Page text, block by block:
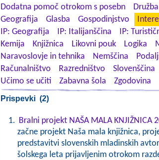
Dodatna pomoč otrokom s posebn
Družba
Geografija
Glasba Gospodinjstvo
IP: Geografija
IP: Italijanščina IP:
Kemija
Knjižnica Likovni pouk Logika
Naravoslovje in tehnika
Nemščina
Računalništvo
Razredništvo Slovenščina
Učimo se učiti
Zabavna šola Zgodovina
Prispevki (2)
Bralni projekt NAŠA MALA KNJIŽNICA
začne projekt Naša mala knjižnica,
predstavitvi slovenskih mladinskih
šolskega leta prijavljenim otrokom